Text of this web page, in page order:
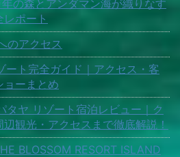
の森とアンダマン海が織りなす
ポート
のアクセス
ト完全ガイド｜アクセス・客
ョーまとめ
タヤ リゾート宿泊レビュー｜ク
観光・アクセスまで徹底解説！
BLOSSOM RESORT ISLAND